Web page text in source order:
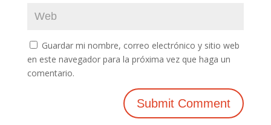
Guardar mi nombre, correo electrónico y sitio web
en este navegador para la próxima vez que haga un
comentario.